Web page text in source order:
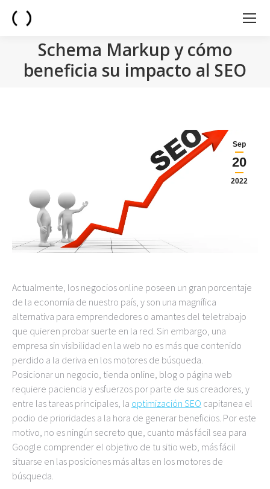
Schema Markup y cómo
beneficia su impacto al SEO
Sep
20
2022
Actualmente, los negocios online poseen un gran porcentaje
de la economía de nuestro país, y son una magnífica
alternativa para emprendedores o amantes del teletrabajo
que quieren probar suerte en la red. Sin embargo, una
empresa sin visibilidad en la web no es más que contenido
perdido a la deriva en los motores de búsqueda.
Posicionar un negocio, tienda online, blog o página web
requiere paciencia y esfuerzos por parte de sus creadores, y
entre las tareas principales, la optimización SEO capitanea el
podio de prioridades a la hora de generar beneficios. Por este
motivo, no es ningún secreto que, cuanto más fácil sea para
Google comprender el objetivo de tu sitio web, más fácil
situarse en las posiciones más altas en los motores de
búsqueda.